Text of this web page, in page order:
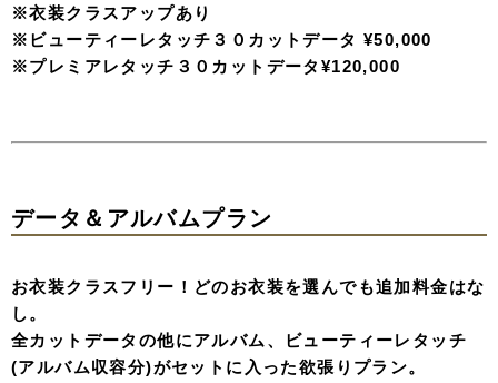
※衣装クラスアップあり
※ビューティーレタッチ３０カットデータ ¥50,000
※プレミアレタッチ３０カットデータ¥120,000
データ＆アルバムプラン
お衣装クラスフリー！どのお衣装を選んでも追加料金はな
し。
全カットデータの他にアルバム、ビューティーレタッチ
(アルバム収容分)がセットに入った欲張りプラン。